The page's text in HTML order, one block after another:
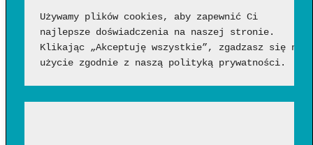
Używamy plików cookies, aby zapewnić Ci
najlepsze doświadczenia na naszej stronie.
Klikając „Akceptuję wszystkie”, zgadzasz się
użycie zgodnie z naszą polityką prywatności.
Jak sprawdzić, czy wideo wygenerowała AI?
Google Flow Music – co to takiego, jak działa i czy warto?
Funkcje, możliwości i pierwsze wrażenia
Jakich zawodów nie zastąpi AI? Profesje, w których człowiek
nadal będzie niezastąpiony?